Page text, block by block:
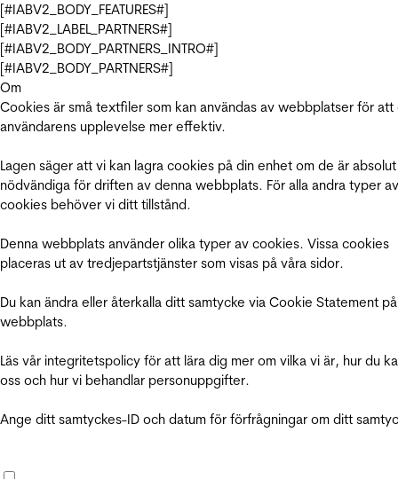
[#IABV2_BODY_FEATURES#]
[#IABV2_LABEL_PARTNERS#]
[#IABV2_BODY_PARTNERS_INTRO#]
[#IABV2_BODY_PARTNERS#]
Om
Cookies är små textfiler som kan användas av webbplatser för att
användarens upplevelse mer effektiv.
Lagen säger att vi kan lagra cookies på din enhet om de är absolut
nödvändiga för driften av denna webbplats. För alla andra typer av
cookies behöver vi ditt tillstånd.
Denna webbplats använder olika typer av cookies. Vissa cookies
placeras ut av tredjepartstjänster som visas på våra sidor.
Du kan ändra eller återkalla ditt samtycke via Cookie Statement
webbplats.
Läs vår integritetspolicy för att lära dig mer om vilka vi är, hur du
oss och hur vi behandlar personuppgifter.
Ange ditt samtyckes-ID och datum för förfrågningar om ditt